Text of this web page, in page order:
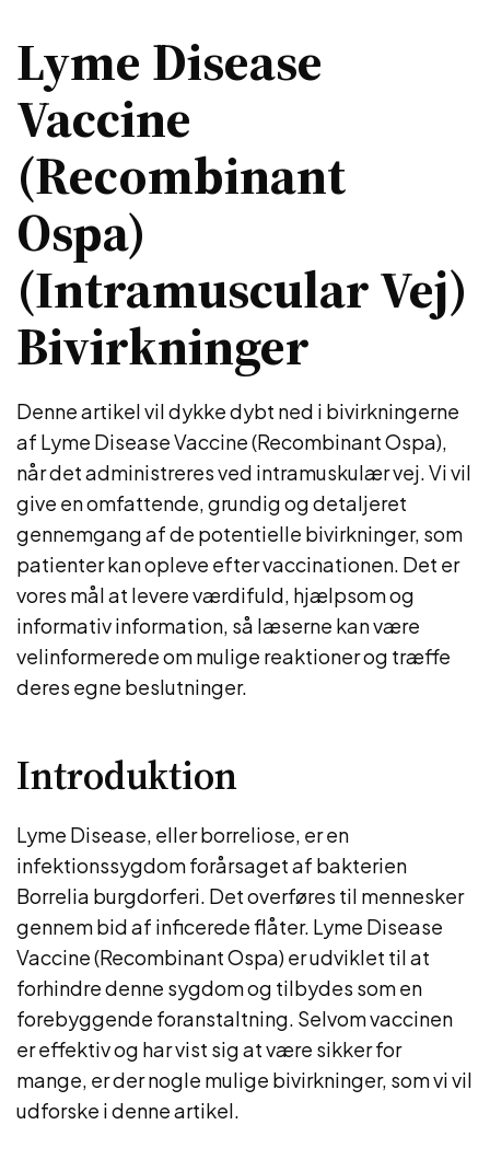
Lyme Disease
Vaccine
(Recombinant
Ospa)
(Intramuscular Vej)
Bivirkninger
Denne artikel vil dykke dybt ned i bivirkningerne
af Lyme Disease Vaccine (Recombinant Ospa),
når det administreres ved intramuskulær vej. Vi vil
give en omfattende, grundig og detaljeret
gennemgang af de potentielle bivirkninger, som
patienter kan opleve efter vaccinationen. Det er
vores mål at levere værdifuld, hjælpsom og
informativ information, så læserne kan være
velinformerede om mulige reaktioner og træffe
deres egne beslutninger.
Introduktion
Lyme Disease, eller borreliose, er en
infektionssygdom forårsaget af bakterien
Borrelia burgdorferi. Det overføres til mennesker
gennem bid af inficerede flåter. Lyme Disease
Vaccine (Recombinant Ospa) er udviklet til at
forhindre denne sygdom og tilbydes som en
forebyggende foranstaltning. Selvom vaccinen
er effektiv og har vist sig at være sikker for
mange, er der nogle mulige bivirkninger, som vi vil
udforske i denne artikel.